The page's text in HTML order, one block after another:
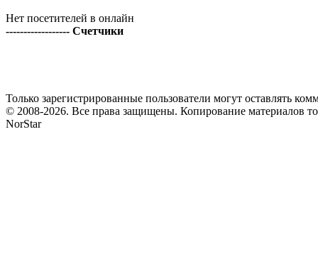
Нет посетителей в онлайн
------------------ Счетчики
Только зарегистрированные пользователи могут оставлять
© 2008-2026. Все права защищены. Копирование материалов
NorStar